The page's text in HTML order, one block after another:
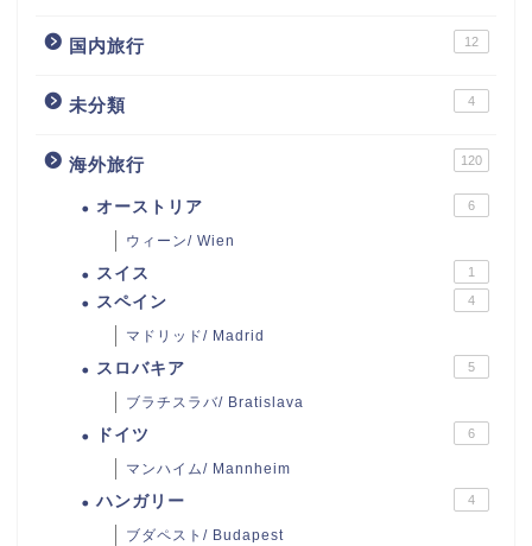
国内旅行 12
未分類 4
海外旅行 120
オーストリア 6
ウィーン/ Wien
スイス 1
スペイン 4
マドリッド/ Madrid
スロバキア 5
ブラチスラバ/ Bratislava
ドイツ 6
マンハイム/ Mannheim
ハンガリー 4
ブダペスト/ Budapest